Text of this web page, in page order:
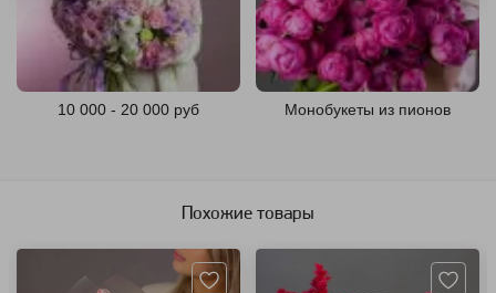
10 000 - 20 000 руб Монобукеты из пионов
Похожие товары